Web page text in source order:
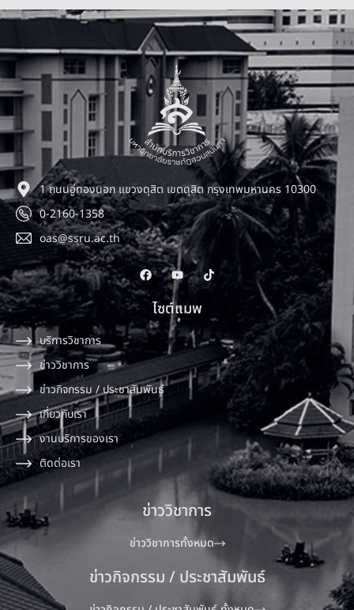
1 ถนนอู่ทองนอก แขวงดุสิต เขตดุสิต กรุงเทพมหานคร 10300
0-2160-1358
oas@ssru.ac.th
ไซต์แมพ
บริการวิชาการ
ข่าววิชาการ
ข่าวกิจกรรม / ประชาสัมพันธ์
เกี่ยวกับเรา
งานบริการของเรา
ติดต่อเรา
ข่าววิชาการ
ข่าววิชาการทั้งหมด
ข่าวกิจกรรม / ประชาสัมพันธ์